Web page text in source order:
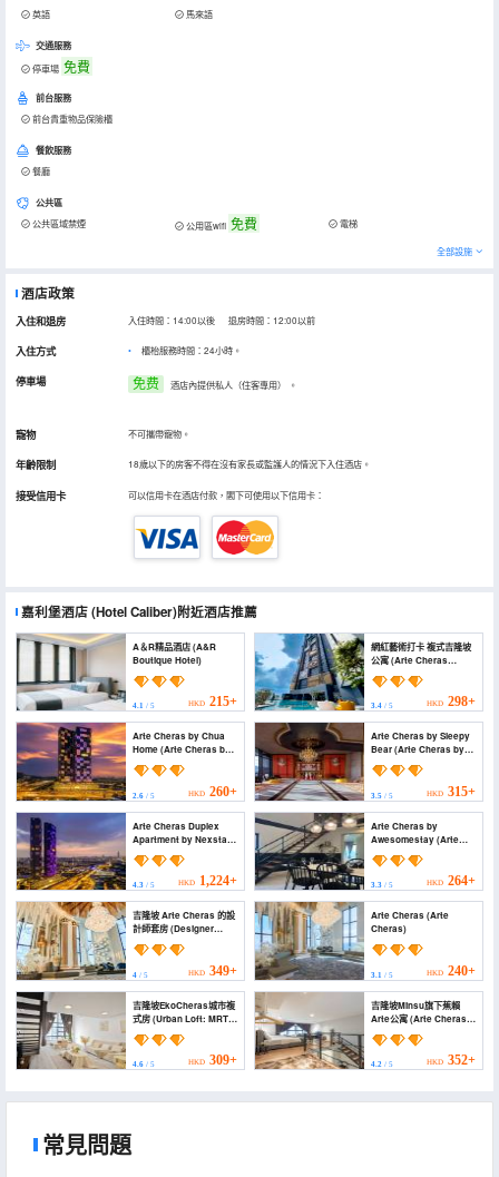
英語 馬來語
交通服務
停車場 免費
前台服務
前台貴重物品保險櫃
餐飲服務
餐廳
公共區
公共區域禁煙 公用區wifi 免費 電梯
全部設施
酒店政策
入住和退房 入住時間：14:00以後 退房時間：12:00以前
入住方式 櫃枱服務時間：24小時。
停車場 免费 酒店內提供私人（住客專用） 。
寵物 不可攜帶寵物。
年齡限制 18歲以下的房客不得在沒有家長或監護人的情況下入住酒店。
接受信用卡 可以信用卡在酒店付款，閣下可使用以下信用卡：
嘉利堡酒店(Hotel Caliber)附近酒店推薦
A＆R精品酒店 (A&R
Boutique Hotel)
4.1 / 5 HKD 215+
網紅藝術打卡 複式吉隆坡
公寓 (Arte Cheras
Luxury Suites)
3.4/ 5 HKD 298+
Arte Cheras by Chua
Home (Arte Cheras by
Chua Home)
2.6 / 5 HKD 260+
Arte Cheras by Sleepy
Bear (Arte Cheras by
Sleepy Bear)
3.5/ 5 HKD 315+
Arte Cheras Duplex
Apartment by Nexstay
(Arte Cheras Duplex
Apartment by Nexstay)
4.3 / 5 HKD 1,224+
Arte Cheras by
Awesomestay (Arte
Cheras by
Awesomestay)
3.3/ 5 HKD 264+
吉隆坡 Arte Cheras 的設
計師套房 (Designer
Suite Kuala Lumpur at
Arte Cheras by HCK)
4 / 5 HKD 349+
Arte Cheras (Arte
Cheras)
3.1/ 5 HKD 240+
吉隆坡EkoCheras城市複
式房 (Urban Loft: MRT
Convenience, KLCC
Nearby @ Eko Cheras)
4.6 / 5 HKD 309+
吉隆坡Minsu旗下蕉賴
Arte公寓 (Arte Cheras
by Minsu)
4.2/ 5 HKD 352+
常見問題